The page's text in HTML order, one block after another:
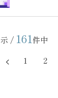
/ 161件中
1
2